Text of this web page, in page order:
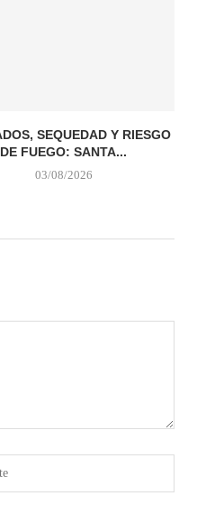
SEQUEDAD Y RIESGO
DE FUEGO: SANTA...
03/08/2026